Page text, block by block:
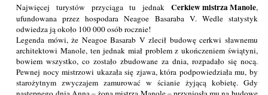
Najwięcej turystów przyciąga tu jednak Cerkiew mistrza Manole,
ufundowana przez hospodara Neagoe Basaraba V. Wedle statystyk
odwiedza ją około 100 000 osób rocznie!
Legenda mówi, że Neagoe Basarab V zlecił budowę cerkwi sławnemu
architektowi Manole, ten jednak miał problem z ukończeniem świątyni,
bowiem wszystko, co zostało zbudowane za dnia, rozpadało się nocą.
Pewnej nocy mistrzowi ukazała się zjawa, która podpowiedziała mu, by
starożytnym zwyczajem zamurować w ścianie żyjącą kobietę. Gdy